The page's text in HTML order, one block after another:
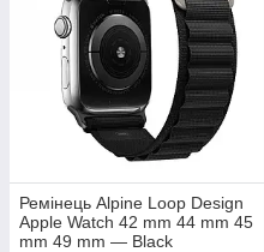
Ремінець Alpine Loop Design
Apple Watch 42 mm 44 mm 45
mm 49 mm — Black